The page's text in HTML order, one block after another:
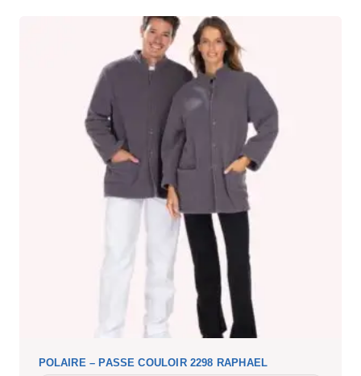
POLAIRE – PASSE COULOIR 2298 RAPHAEL